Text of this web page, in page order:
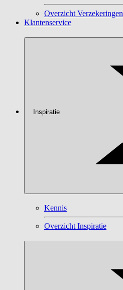
Overzicht Verzekeringen
Klantenservice
Inspiratie
Kennis
Overzicht Inspiratie